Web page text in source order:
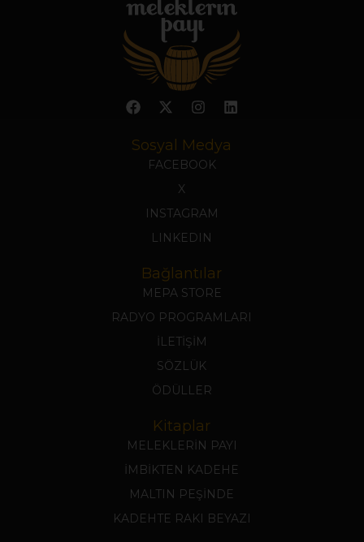
Sosyal Medya
FACEBOOK
X
INSTAGRAM
LINKEDIN
Bağlantılar
MEPA STORE
RADYO PROGRAMLARI
İLETİŞİM
SÖZLÜK
ÖDÜLLER
Kitaplar
MELEKLERİN PAYI
İMBİKTEN KADEHE
MALTIN PEŞİNDE
KADEHTE RAKI BEYAZI